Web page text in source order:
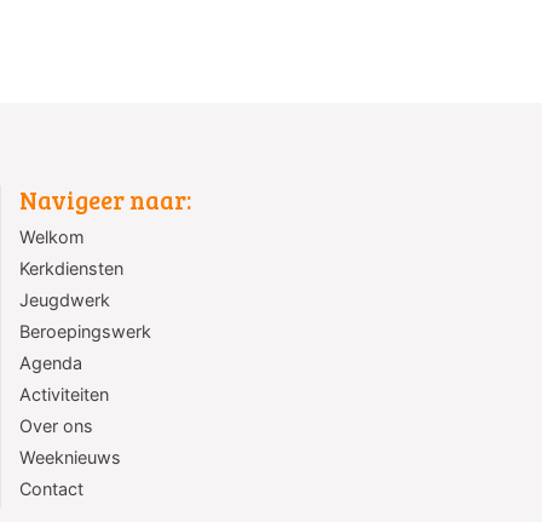
Navigeer naar:
Welkom
Kerkdiensten
Jeugdwerk
Beroepingswerk
Agenda
Activiteiten
Over ons
Weeknieuws
Contact